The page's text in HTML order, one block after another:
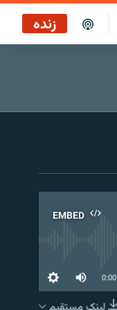
زنده
EMBED
0:00